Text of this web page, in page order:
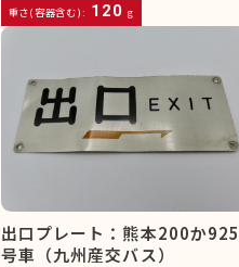
重さ(容器含む): 120 g
出口プレート：熊本200か925
号車（九州産交バス）